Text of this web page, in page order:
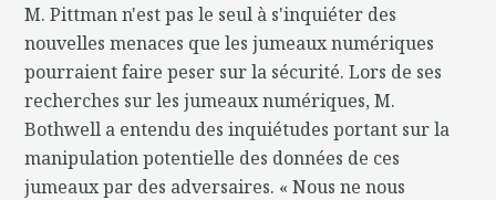
M. Pittman n'est pas le seul à s'inquiéter des
nouvelles menaces que les jumeaux numériques
pourraient faire peser sur la sécurité. Lors de ses
recherches sur les jumeaux numériques, M.
Bothwell a entendu des inquiétudes portant sur la
manipulation potentielle des données de ces
jumeaux par des adversaires. « Nous ne nous